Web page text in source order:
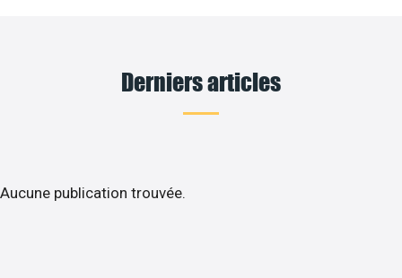
Derniers articles
Aucune publication trouvée.